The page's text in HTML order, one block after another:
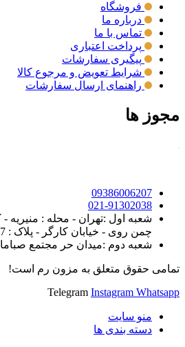
فروشگاه
درباره ما
تماس با ما
پرداخت اعتباری
پیگیری سفارشات
شرایط تعویض و مرجوع کالا
راهنمای ارسال سفارشات
مجوز ها
09386006207
021-91302038
شعبه اول :تهران - محله : منیریه
چمن روی - خیابان کارگر - پلاک : 827 - طبقه : همکف
شعبه دوم :میدان حر مجتمع
تمامی حقوق متعلق به مزون رم است!
Telegram Instagram Whatsapp
منو سایت
دسته بندی ها